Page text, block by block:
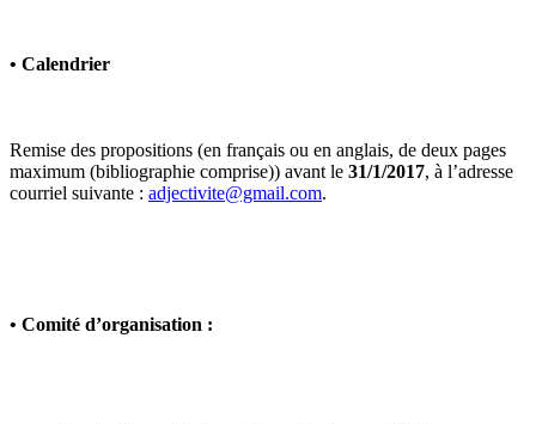
• Calendrier
Remise des propositions (en français ou en anglais, de deux pages
maximum (bibliographie comprise)) avant le 31/1/2017, à l’adresse
courriel suivante : adjectivite@gmail.com.
• Comité d’organisation :